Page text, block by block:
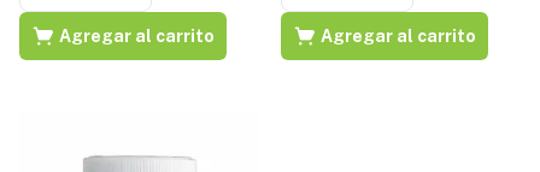
Agregar al carrito Agregar al carrito